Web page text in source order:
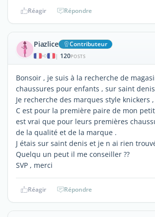
Réagir Répondre
Piazlice Contributeur
| 120POSTS
Bonsoir , je suis à la recherche de
chaussures pour enfants , sur saint
Je recherche des marques style knickers
C est pour la première paire de mon
est vrai que pour leurs premières
de la qualité et de la marque .
J étais sur saint denis et je n ai rien
Quelqu un peut il me conseiller ??
SVP , merci
Réagir Répondre